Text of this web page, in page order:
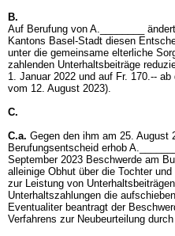
B.
Auf Berufung von A.________
Kantons Basel-Stadt diesen
unter die gemeinsame elterliche
zahlenden Unterhaltsbeiträge
1. Januar 2022 und auf Fr. 170.--
vom 12. August 2023).
C.
C.a. Gegen den ihm am 25. August
Berufungsentscheid erhob
September 2023 Beschwerde am
alleinige Obhut über die Tochter
zur Leistung von
Unterhaltszahlungen die
Eventualiter beantragt der
Verfahrens zur Neubeurteilung